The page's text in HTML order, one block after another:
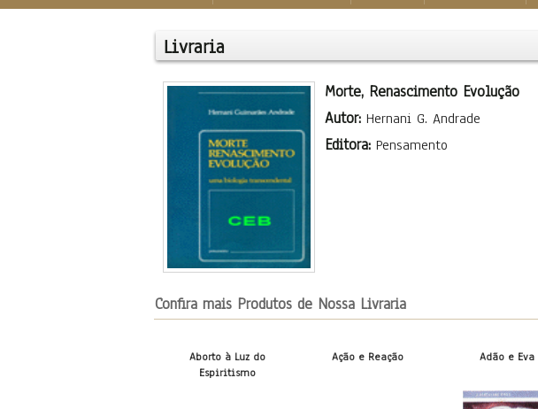
Livraria
Morte, Renascimento Evolução
Autor: Hernani G. Andrade
Editora: Pensamento
Confira mais Produtos de Nossa Livraria
Aborto à Luz do
Espiritismo
Ação e Reação Adão e Eva